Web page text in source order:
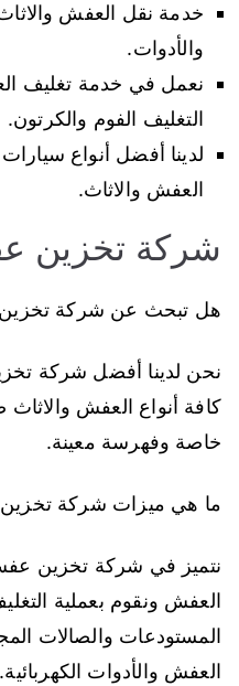
خدمة نقل العفش
والأدوات.
نعمل في خدمة تغليف
التغليف الفوم والكرتون.
لدينا أفضل أنواع
العفش والاثاث.
شركة تخزين
هل تبحث عن شركة تخزين
نحن لدينا أفضل شركة
كافة أنواع العفش والاثاث
خاصة وفهرسة معينة.
ما هي ميزات شركة
نتميز في شركة تخزين
العفش ونقوم بعملية
المستودعات والصالات
العفش والأدوات الكهربائية.